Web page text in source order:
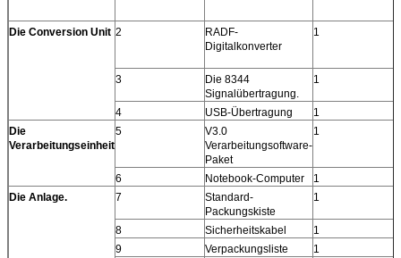
Die Conversion Unit 2
RADF-
Digitalkonverter
1
3
Die 8344
Signalübertragung.
1
4 USB-Übertragung
1
Die
Verarbeitungseinheit
5
V3.0
Verarbeitungsoftware-
Paket
1
6 Notebook-Computer
1
Die Anlage.
7
Standard-
Packungskiste
1
8 Sicherheitskabel
1
9
Verpackungsliste
1